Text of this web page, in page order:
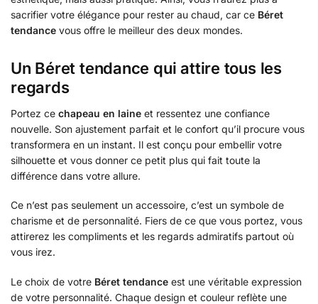
sacrifier votre élégance pour rester au chaud, car ce Béret
tendance vous offre le meilleur des deux mondes.
Un Béret tendance qui attire tous les
regards
Portez ce chapeau en laine et ressentez une confiance
nouvelle. Son ajustement parfait et le confort qu’il procure vous
transformera en un instant. Il est conçu pour embellir votre
silhouette et vous donner ce petit plus qui fait toute la
différence dans votre allure.
Ce n’est pas seulement un accessoire, c’est un symbole de
charisme et de personnalité. Fiers de ce que vous portez, vous
attirerez les compliments et les regards admiratifs partout où
vous irez.
Le choix de votre Béret tendance est une véritable expression
de votre personnalité. Chaque design et couleur reflète une